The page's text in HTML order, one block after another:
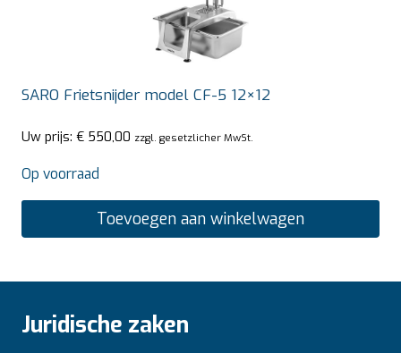
SARO Frietsnijder model CF-5 12×12
Uw prijs: € 550,00 zzgl. gesetzlicher MwSt.
Op voorraad
Toevoegen aan winkelwagen
Juridische zaken